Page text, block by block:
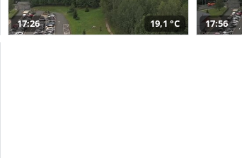
17:26 19,1 °C 17:56